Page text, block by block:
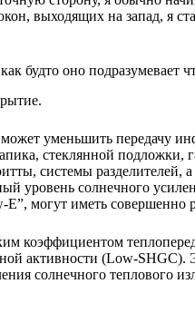
выходящих на запад, я
будто оно подразумевает
уменьшить передачу
стеклянной подложки,
системы разделителей,
уровень солнечного
могут иметь совершенно
коэффициентом
активности (Low-SHGC).
солнечного теплового